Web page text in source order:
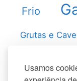
Usamos
Frio
Grutas e